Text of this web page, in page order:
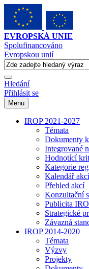
EVROPSKÁ UNIE
Spolufinancováno
Evropskou unií
Hledání
Přihlásit se
Menu
IROP 2021-2027
Témata
Dokumenty
Integrované
Hodnotící
Kategorie
Kalendář akcí
Přehled akcí
Konzultační
Publicita
Strategické
Závazná
IROP 2014-2020
Témata
Výzvy
Projekty